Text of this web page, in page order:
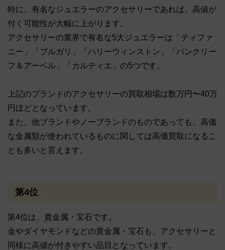
特に、有名なジュエラーのアクセサリーであれば、高値が
付く可能性が大幅に上がります。
アクセサリーの業界で有名な5大ジュエラーは「ティファ
ニー」「ブルガリ」「ハリーウィンストン」「バンクリー
フ＆アーベル」「カルティエ」の5つです。
上記のブランドのアクセサリーの買取相場は数万円〜40万
円ほどとなっています。
また、他ブランドやノーブランドのものであっても、高価
な金属類が使われているものに関しては高価買取になるこ
とも多いと言えます。
第4位
第4位は、貴金属・宝石です。
金やダイヤモンドなどの貴金属・宝石も、アクセサリーと
同様に高値が付きやすい品目となっています。